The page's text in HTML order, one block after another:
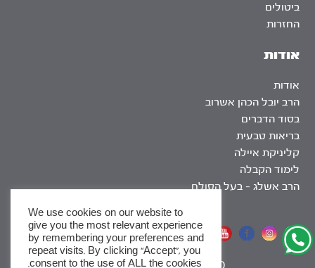
אודות
אודות
הרב יובל הכהן אשרוב
בסוד הדברים
בריאות טבעית
קליניקת איילה
לימוד הקבלה
הרב אשלג – בעל הסולם
ביטולים
החזרות
אתר שומר שבת
We use cookies on our website to
give you the most relevant experience
by remembering your preferences and
repeat visits. By clicking “Accept”, you
consent to the use of ALL the cookies.